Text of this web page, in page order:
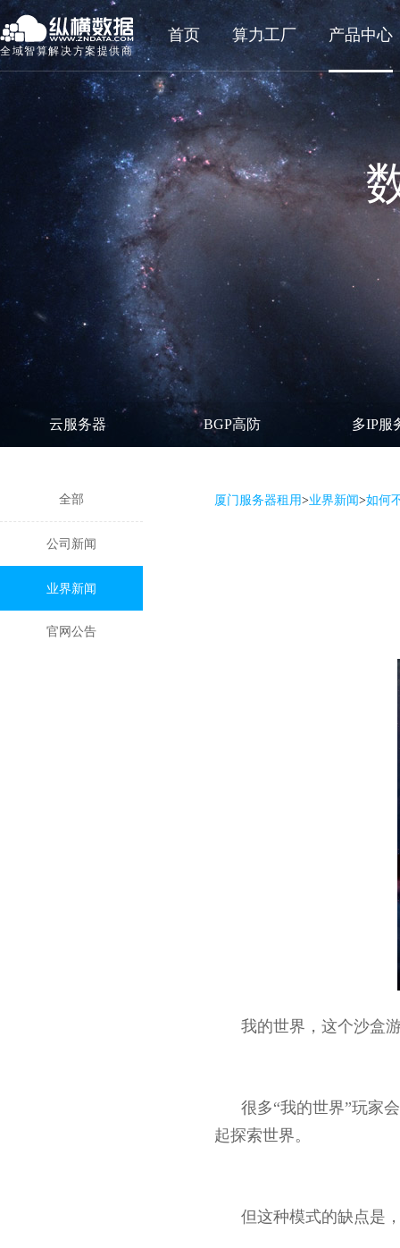
全域智算解决方案提供商
首页 算力工厂 产品中心
云服务器 BGP高防 多IP服
全部
公司新闻
业界新闻
官网公告
厦门服务器租用>业界新闻>如何
我的世界，这个沙盒
很多“我的世界”玩家
起探索世界。
但这种模式的缺点是